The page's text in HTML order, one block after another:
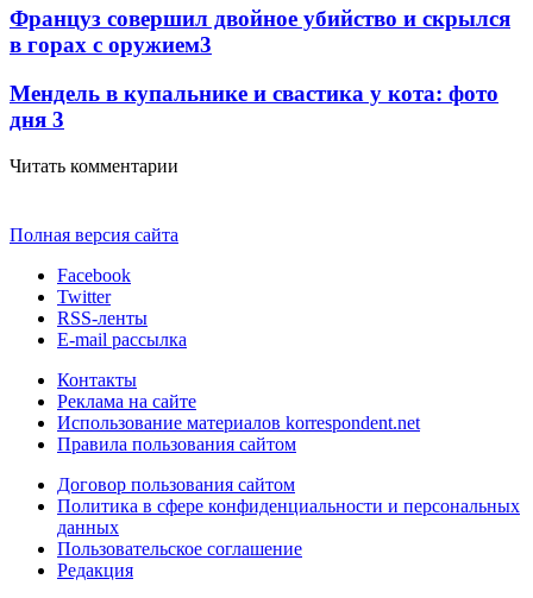
Француз совершил двойное убийство и скрылся
в горах с оружием3
Мендель в купальнике и свастика у кота: фото
дня 3
Читать комментарии
Полная версия сайта
Facebook
Twitter
RSS-ленты
E-mail рассылка
Контакты
Реклама на сайте
Использование материалов korrespondent.net
Правила пользования сайтом
Договор пользования сайтом
Политика в сфере конфиденциальности и персональных
данных
Пользовательское соглашение
Редакция